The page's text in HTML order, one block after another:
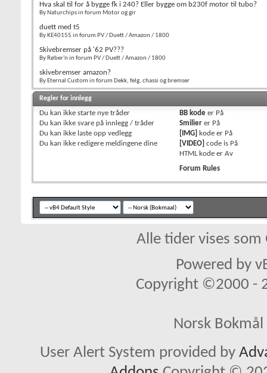
Hva skal til for å bygge fk i 240? Eller bygge om b230f motor til tubo?
By Naturchips in forum Motor og gir
duett med t5
By KE40155 in forum PV / Duett / Amazon / 1800
Skivebremser på '62 PV???
By Røber'n in forum PV / Duett / Amazon / 1800
skivebremser amazon?
By Eternal Custom in forum Dekk, felg, chassi og bremser
Regler for innlegg
Du kan ikke starte nye tråder
Du kan ikke svare på innlegg / tråder
Du kan ikke laste opp vedlegg
Du kan ikke redigere meldingene dine
BB kodeer På
Smilierer På
[IMG]
kode er På
[VIDEO] code is På
HTML kode er Av
Forum Rules
Alle tider vises som
Powered by
Copyright ©2000 -
Norsk
User Alert System provided by